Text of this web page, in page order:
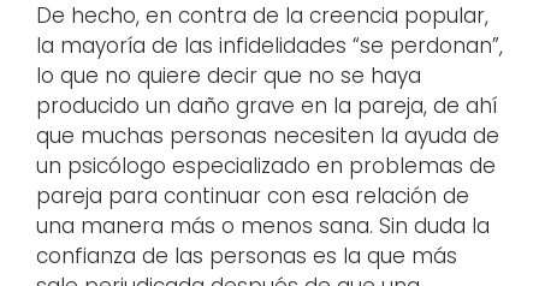
De hecho, en contra de la creencia popular,
la mayoría de las infidelidades “se perdonan”,
lo que no quiere decir que no se haya
producido un daño grave en la pareja, de ahí
que muchas personas necesiten la ayuda de
un psicólogo especializado en problemas de
pareja para continuar con esa relación de
una manera más o menos sana. Sin duda la
confianza de las personas es la que más